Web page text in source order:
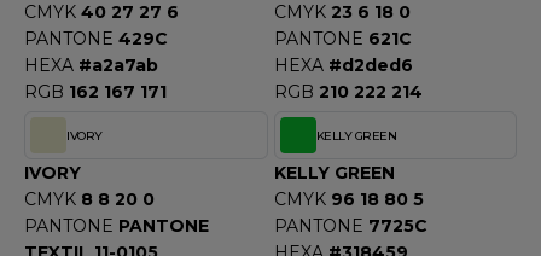
CITY
CMYK 40 27 27 6
PANTONE 429C
HEXA #a2a7ab
RGB 162 167 171
CMYK 23 6 18 0
PANTONE 621C
HEXA #d2ded6
RGB 210 222 214
IVORY
IVORY
CMYK 8 8 20 0
PANTONE PANTONE
KELLY GREEN
KELLY GREEN
CMYK 96 18 80 5
PANTONE 7725C